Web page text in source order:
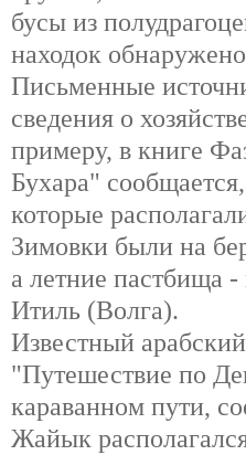
бусы из
находок
Письменные
сведения о
примеру, в книге
Бухара"
которые
Зимовки были на
а летние пастбища
Итиль (Волга).
Известный
"Путешествие по
караванном пути,
Жайык